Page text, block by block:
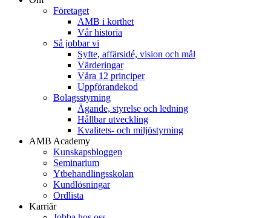
Företaget
AMB i korthet
Vår historia
Så jobbar vi
Syfte, affärsidé, vision och mål
Värderingar
Våra 12 principer
Uppförandekod
Bolagsstyrning
Ägande, styrelse och ledning
Hållbar utveckling
Kvalitets- och miljöstyrning
AMB Academy
Kunskapsbloggen
Seminarium
Ytbehandlingsskolan
Kundlösningar
Ordlista
Karriär